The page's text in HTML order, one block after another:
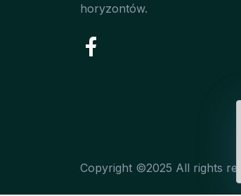
horyzontów.
Copyright ©2025 All rights